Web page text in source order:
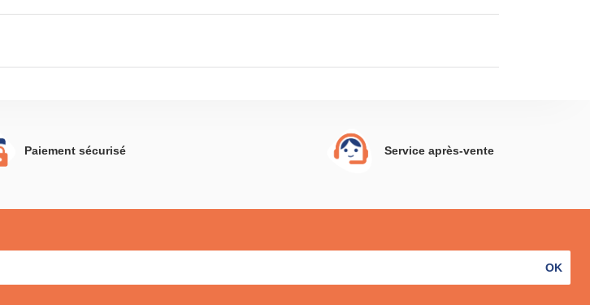
Paiement sécurisé Service après-vente
OK